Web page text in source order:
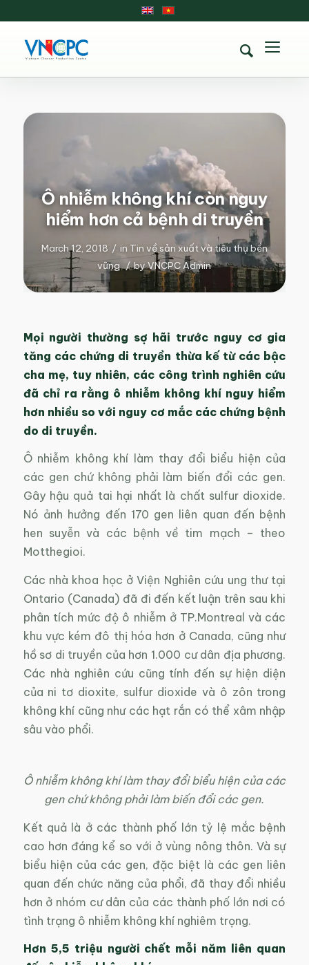
Ô nhiễm không khí còn nguy
hiểm hơn cả bệnh di truyền
March 12, 2018 / in Tin về sản xuất và tiêu thụ bền
vững / byVNCPC Admin
Mọi người thường sợ hãi trước nguy cơ gia
tăng các chứng di truyền thừa kế từ các bậc
cha mẹ, tuy nhiên, các công trình nghiên cứu
đã chỉ ra rằng ô nhiễm không khí nguy hiểm
hơn nhiều so với nguy cơ mắc các chứng bệnh
do di truyền.
Ô nhiễm không khí làm thay đổi biểu hiện của
các gen chứ không phải làm biến đổi các gen.
Gây hậu quả tai hại nhất là chất sulfur dioxide.
Nó ảnh hưởng đến 170 gen liên quan đến bệnh
hen suyễn và các bệnh về tim mạch – theo
Motthegioi.
Các nhà khoa học ở Viện Nghiên cứu ung thư tại
Ontario (Canada) đã đi đến kết luận trên sau khi
phân tích mức độ ô nhiễm ở TP.Montreal và các
khu vực kém đô thị hóa hơn ở Canada, cũng như
hồ sơ di truyền của hơn 1.000 cư dân địa phương.
Các nhà nghiên cứu cũng tính đến sự hiện diện
của ni tơ dioxite, sulfur dioxide và ô zôn trong
không khí cũng như các hạt rắn có thể xâm nhập
sâu vào phổi.
Ô nhiễm không khí làm thay đổi biểu hiện của các
gen chứ không phải làm biến đổi các gen.
Kết quả là ở các thành phố lớn tỷ lệ mắc bệnh
cao hơn đáng kể so với ở vùng nông thôn. Và sự
biểu hiện của các gen, đặc biệt là các gen liên
quan đến chức năng của phổi, đã thay đổi nhiều
hơn ở nhóm cư dân của các thành phố lớn nơi có
tình trạng ô nhiễm không khí nghiêm trọng.
Hơn 5,5 triệu người chết mỗi năm liên quan